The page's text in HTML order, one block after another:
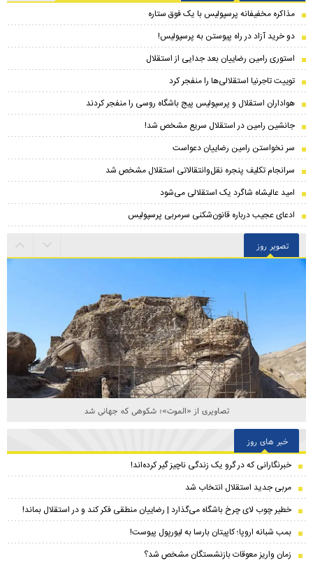
مذاکره مخفیفانه پرسپولیس با یک فوق ستاره
دو خرید آزاد در راه پیوستن به پرسپولیس!
استوری رامین رضاییان بعد جدایی از استقلال
توییت تاجرنیا استقلالی‌ها را منفجر کرد
هواداران استقلال و پرسپولیس پیج باشگاه روسی را منفجر کردند
جانشین رامین در استقلال سریع مشخص شد!
سر نخواستن رامین رضاییان دعواست
سرانجام تکلیف پنجره نقل‌وانتقالاتی استقلال مشخص شد
امید عالیشاه شاگرد یک استقلالی می‌شود
ادعای عجیب درباره قانون‌شکنی سرمربی پرسپولیس
تصویر روز
تصاویری از «الموت»؛ شکوهی که جهانی شد
خبر های روز
خبرنگارانی که در گرو یک زندگی ناچیز گیر کرده‌اند!
مربی جدید استقلال انتخاب شد
خطیر چوب لای چرخ باشگاه می‌گذارد | رضاییان منطقی فکر کند و در استقلال بماند!
بمب شبانه اروپا؛ کاپیتان بارسا به لیورپول پیوست!
زمان واریز معوقات بازنشستگان مشخص شد؟